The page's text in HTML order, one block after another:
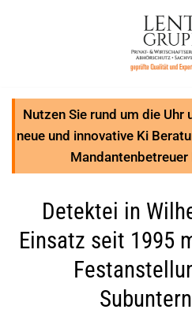
Nutzen Sie rund um die
neue und innovative Ki
Detektei in
Einsatz seit 1995